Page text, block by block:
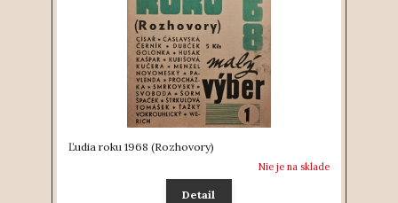
Ľudia roku 1968 (Rozhovory)
Nie je na sklade
Detail